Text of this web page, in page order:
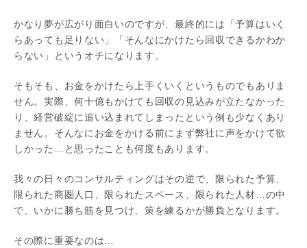
かなり夢が広がり面白いのですが、最終的には「予算はいく
らあっても足りない」「そんなにかけたら回収できるかわか
らない」というオチになります。
そもそも、お金をかけたら上手くいくというものでもありま
せん。実際、何十億もかけても回収の見込みが立たなかった
り、経営破綻に追い込まれてしまったという例も少なくあり
ません。そんなにお金をかける前にまず弊社に声をかけて欲
しかった…と思ったことも何度もあります。
我々の日々のコンサルティングはその逆で、限られた予算、
限られた商圏人口、限られたスペース、限られた人材…の中
で、いかに勝ち筋を見つけ、策を練るかが勝負となります。
その際に重要なのは…